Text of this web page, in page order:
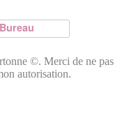
Bureau
©. Merci de ne pas
autorisation.